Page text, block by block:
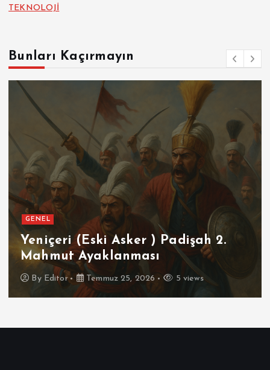
TEKNOLOJİ
Bunları Kaçırmayın
2.
GENEL
Futbolun Zirvesinde Yeniden
İspanya
ByEditor Temmuz 16, 2026